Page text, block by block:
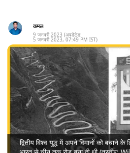
कमल
9 जनवरी 2023 (अपडेटेड:
5 जनवरी 2023, 07:49 PM IST)
द्वितीय विश्व युद्ध में अपने विमानों को बचाने के